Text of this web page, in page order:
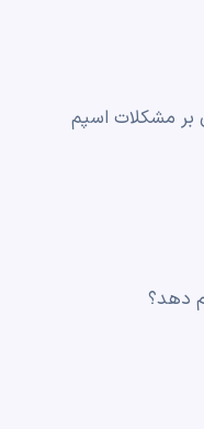
بر مشکلات اسپم
دهد؟